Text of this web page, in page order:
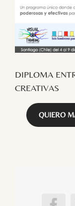
DIPLOMA
CREATIVAS
QUIERO